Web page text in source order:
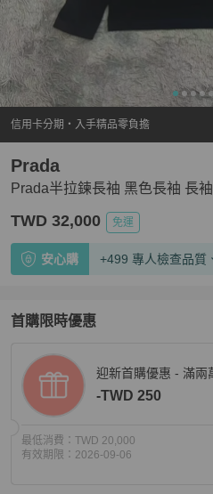
信用卡分期・入手精品零負擔
Prada半拉鍊長袖 黑色長袖 長袖
Prada
TWD 32,000 免運
安心購 +499 專人檢查品質
首購限時優惠
迎新首購優惠 - 滿兩
-TWD 250
最低消費： TWD 20,000
有效期限： 2026-09-06